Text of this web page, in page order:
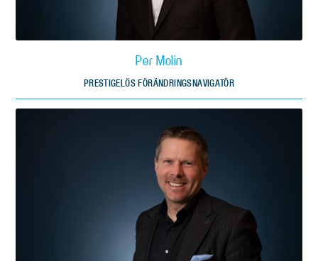
Per Molin
PRESTIGELÖS FÖRÄNDRINGSNAVIGATÖR